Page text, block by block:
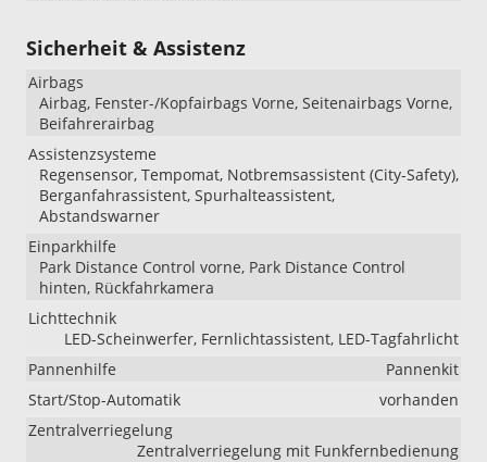
Sicherheit & Assistenz
Airbags
Airbag, Fenster-/Kopfairbags Vorne, Seitenairbags Vorne,
Beifahrerairbag
Assistenzsysteme
Regensensor, Tempomat, Notbremsassistent (City-Safety),
Berganfahrassistent, Spurhalteassistent,
Abstandswarner
Einparkhilfe
Park Distance Control vorne, Park Distance Control
hinten, Rückfahrkamera
Lichttechnik
LED-Scheinwerfer, Fernlichtassistent, LED-Tagfahrlicht
Pannenhilfe
Pannenkit
Start/Stop-Automatik
vorhanden
Zentralverriegelung
Zentralverriegelung mit Funkfernbedienung